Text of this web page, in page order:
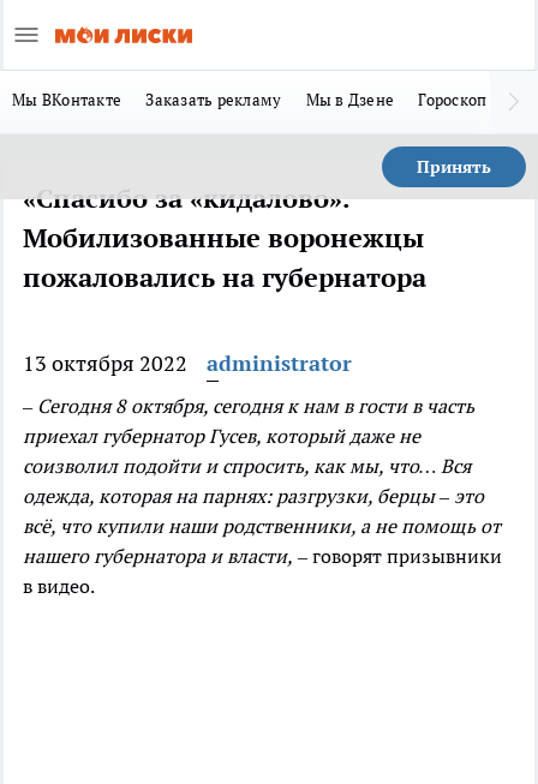
Мы ВКонтакте Заказать рекламу Мы в Дзене Гороскоп
Принять
«Спасибо за «кидалово».
Мобилизованные воронежцы
пожаловались на губернатора
13 октября 2022 administrator
– Сегодня 8 октября, сегодня к нам в гости в часть
приехал губернатор Гусев, который даже не
соизволил подойти и спросить, как мы, что… Вся
одежда, которая на парнях: разгрузки, берцы – это
всё, что купили наши родственники, а не помощь от
нашего губернатора и власти, – говорят призывники
в видео.